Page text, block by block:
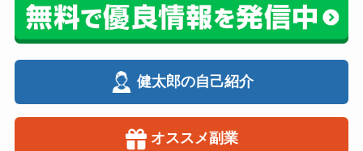
健太郎の自己紹介
オススメ副業